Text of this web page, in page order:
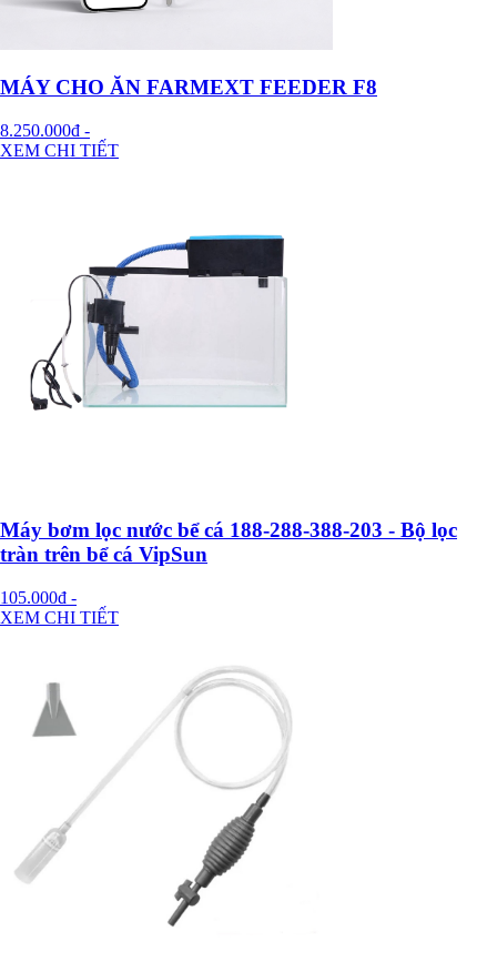
MÁY CHO ĂN FARMEXT FEEDER F8
8.250.000đ -
XEM CHI TIẾT
Máy bơm lọc nước bể cá 188-288-388-203 - Bộ lọc
tràn trên bể cá VipSun
105.000đ -
XEM CHI TIẾT